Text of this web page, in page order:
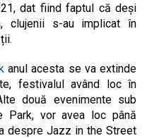
dat fiind faptul că deși
clujenii s-au implicat în
anul acesta se va extinde
festivalul având loc în
două evenimente sub
Park, vor avea loc până
despre Jazz in the Street